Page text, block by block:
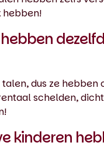
hebben!
dus ze
schelden,
kinderen